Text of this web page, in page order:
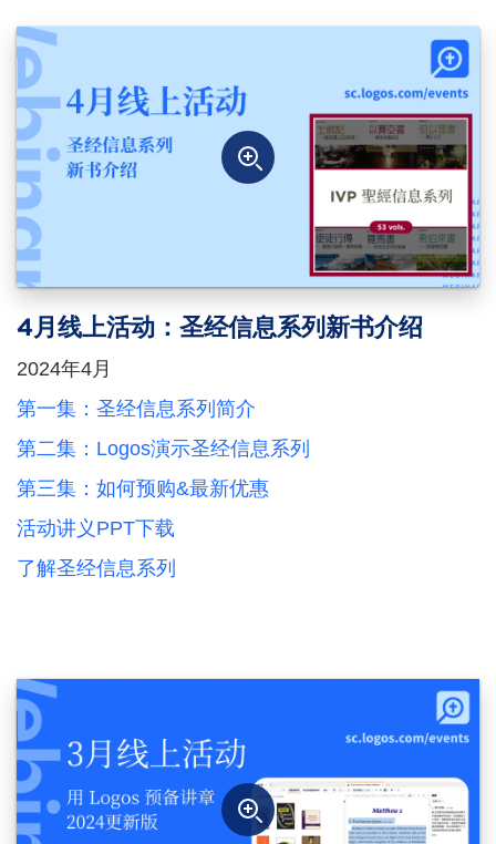
4月线上活动：圣经信息系列新书介绍
2024年4月
第一集：圣经信息系列简介
第二集：Logos演示圣经信息系列
第三集：如何预购&最新优惠
活动讲义PPT下载
了解圣经信息系列